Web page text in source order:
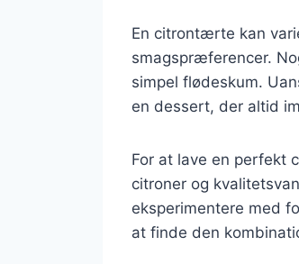
En citrontærte kan
smagspræferencer.
simpel flødeskum.
en dessert, der altid
For at lave en perfekt
citroner og
eksperimentere med
at finde den